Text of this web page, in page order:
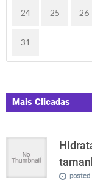
24 25 26
31
Mais Clicadas
posted